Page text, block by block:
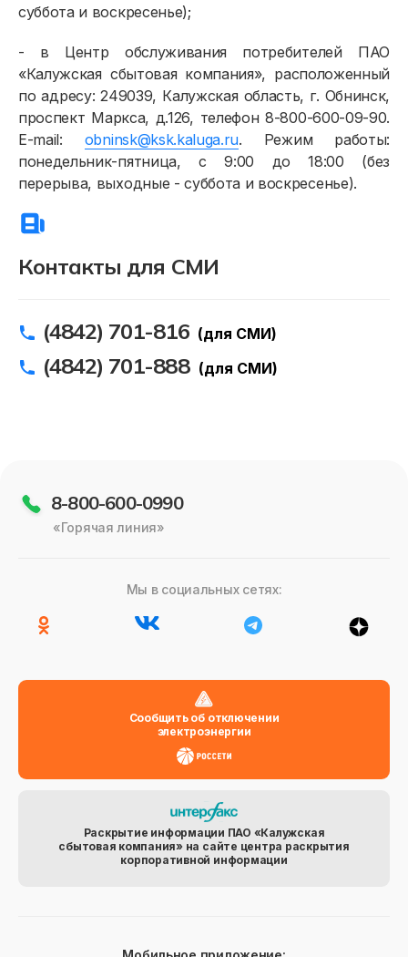
Контакты для СМИ
(4842) 701-816 (для СМИ)
(4842) 701-888 (для СМИ)
суббота и воскресенье);
- в Центр обслуживания потребителей ПАО
«Калужская сбытовая компания», расположенный
по адресу: 249039, Калужская область, г. Обнинск,
проспект Маркса, д.126, телефон 8-800-600-09-90.
E-mail: obninsk@ksk.kaluga.ru. Режим работы:
понедельник-пятница, с 9:00 до 18:00 (без
перерыва, выходные - суббота и воскресенье).
8-800-600-0990
«Горячая линия»
Мы в социальных сетях:
Сообщить об отключении
электроэнергии
Раскрытие информации ПАО «Калужская
сбытовая компания» на сайте центра раскрытия
корпоративной информации